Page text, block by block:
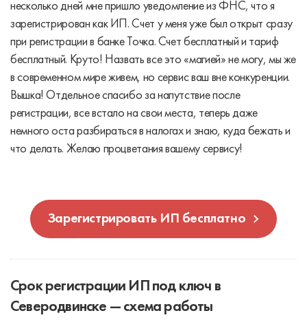
несколько дней мне пришло уведомление из ФНС, что я
зарегистрирован как ИП. Счет у меня уже был открыт сразу
при регистрации в банке Точка. Счет бесплатный и тариф
бесплатный. Круто! Назвать все это «магией» не могу, мы же
в современном мире живем, но сервис ваш вне конкуренции.
Вышка! Отдельное спасибо за напутствие после
регистрации, все встало на свои места, теперь даже
немного оста разбираться в налогах и знаю, куда бежать и
что делать. Желаю процветания вашему сервису!
Зарегистрировать ИП бесплатно
Срок регистрации ИП под ключ в
Северодвинске — схема работы